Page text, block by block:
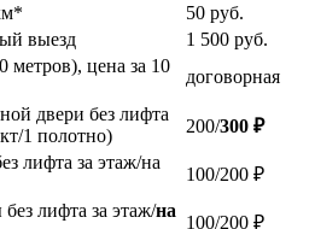
50 руб.
выезд
1 500 руб.
метров), цена за 10
договорная
двери без лифта
1 полотно) 200/300 ₽
лифта за этаж/на
100/200 ₽
лифта за этаж/на
100/200 ₽